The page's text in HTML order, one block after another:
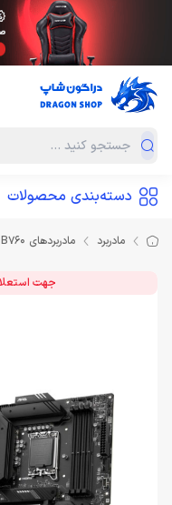
دسته‌بندی محصولات
مادربرد مادربردهای B760
جهت